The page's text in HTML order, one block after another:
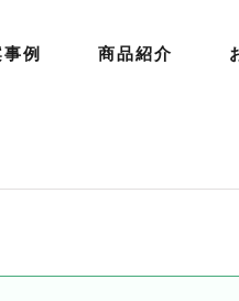
例 商品紹介